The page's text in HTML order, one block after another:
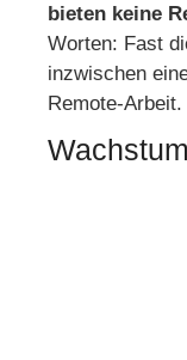
bieten keine
Worten: Fast
inzwischen
Remote-Arbeit.